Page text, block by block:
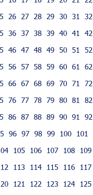
26 27 28 29 30 31 32
36 37 38 39 40 41 42
46 47 48 49 50 51 52
56 57 58 59 60 61 62
66 67 68 69 70 71 72
76 77 78 79 80 81 82
86 87 88 89 90 91 92
96 97 98 99 100 101
105 106 107 108 109
113 114 115 116 117
121 122 123 124 125